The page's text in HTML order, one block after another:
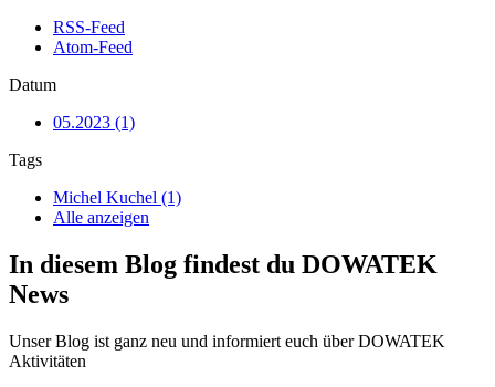
RSS-Feed
Atom-Feed
Datum
05.2023 (1)
Tags
Michel Kuchel (1)
Alle anzeigen
In diesem Blog findest du DOWATEK
News
Unser Blog ist ganz neu und informiert euch über DOWATEK
Aktivitäten